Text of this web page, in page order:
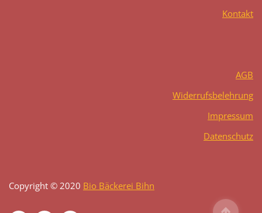
Kontakt
AGB
Widerrufsbelehrung
Impressum
Datenschutz
Copyright © 2020 Bio Bäckerei Bihn